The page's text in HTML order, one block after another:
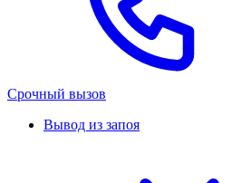
Срочный вызов
Вывод из запоя